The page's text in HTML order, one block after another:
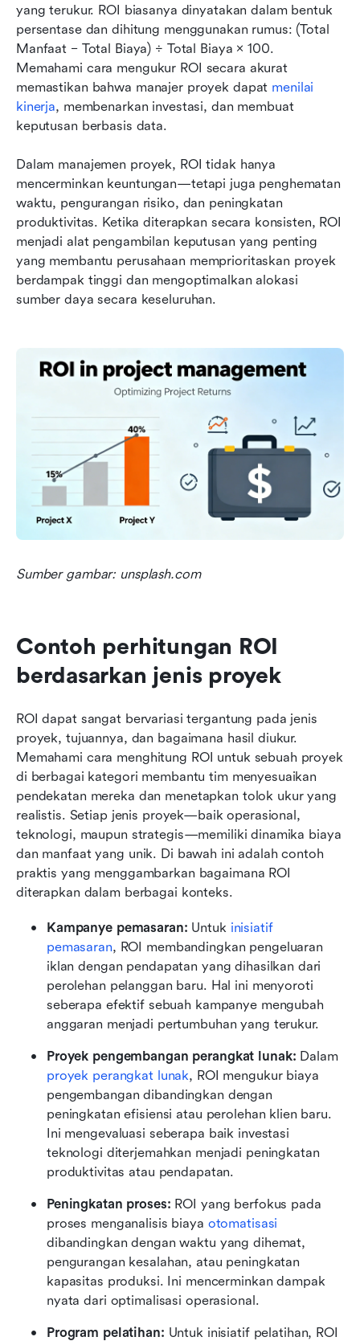
yang terukur. ROI biasanya dinyatakan dalam bentuk
persentase dan dihitung menggunakan rumus: (Total
Manfaat − Total Biaya) ÷ Total Biaya × 100.
Memahami cara mengukur ROI secara akurat
memastikan bahwa manajer proyek dapat menilai
kinerja, membenarkan investasi, dan membuat
keputusan berbasis data.
Dalam manajemen proyek, ROI tidak hanya
mencerminkan keuntungan—tetapi juga penghematan
waktu, pengurangan risiko, dan peningkatan
produktivitas. Ketika diterapkan secara konsisten, ROI
menjadi alat pengambilan keputusan yang penting
yang membantu perusahaan memprioritaskan proyek
berdampak tinggi dan mengoptimalkan alokasi
sumber daya secara keseluruhan.
Sumber gambar: unsplash.com
Contoh perhitungan ROI
berdasarkan jenis proyek
ROI dapat sangat bervariasi tergantung pada jenis
proyek, tujuannya, dan bagaimana hasil diukur.
Memahami cara menghitung ROI untuk sebuah proyek
di berbagai kategori membantu tim menyesuaikan
pendekatan mereka dan menetapkan tolok ukur yang
realistis. Setiap jenis proyek—baik operasional,
teknologi, maupun strategis—memiliki dinamika biaya
dan manfaat yang unik. Di bawah ini adalah contoh
praktis yang menggambarkan bagaimana ROI
diterapkan dalam berbagai konteks.
Kampanye pemasaran: Untuk inisiatif
pemasaran, ROI membandingkan pengeluaran
iklan dengan pendapatan yang dihasilkan dari
perolehan pelanggan baru. Hal ini menyoroti
seberapa efektif sebuah kampanye mengubah
anggaran menjadi pertumbuhan yang terukur.
Proyek pengembangan perangkat lunak:
Dalam
proyek perangkat lunak, ROI mengukur biaya
pengembangan dibandingkan dengan
peningkatan efisiensi atau perolehan klien baru.
Ini mengevaluasi seberapa baik investasi
teknologi diterjemahkan menjadi peningkatan
produktivitas atau pendapatan.
Peningkatan proses: ROI yang berfokus pada
proses menganalisis biaya otomatisasi
dibandingkan dengan waktu yang dihemat,
pengurangan kesalahan, atau peningkatan
kapasitas produksi. Ini mencerminkan dampak
nyata dari optimalisasi operasional.
Program pelatihan: Untuk inisiatif pelatihan, ROI